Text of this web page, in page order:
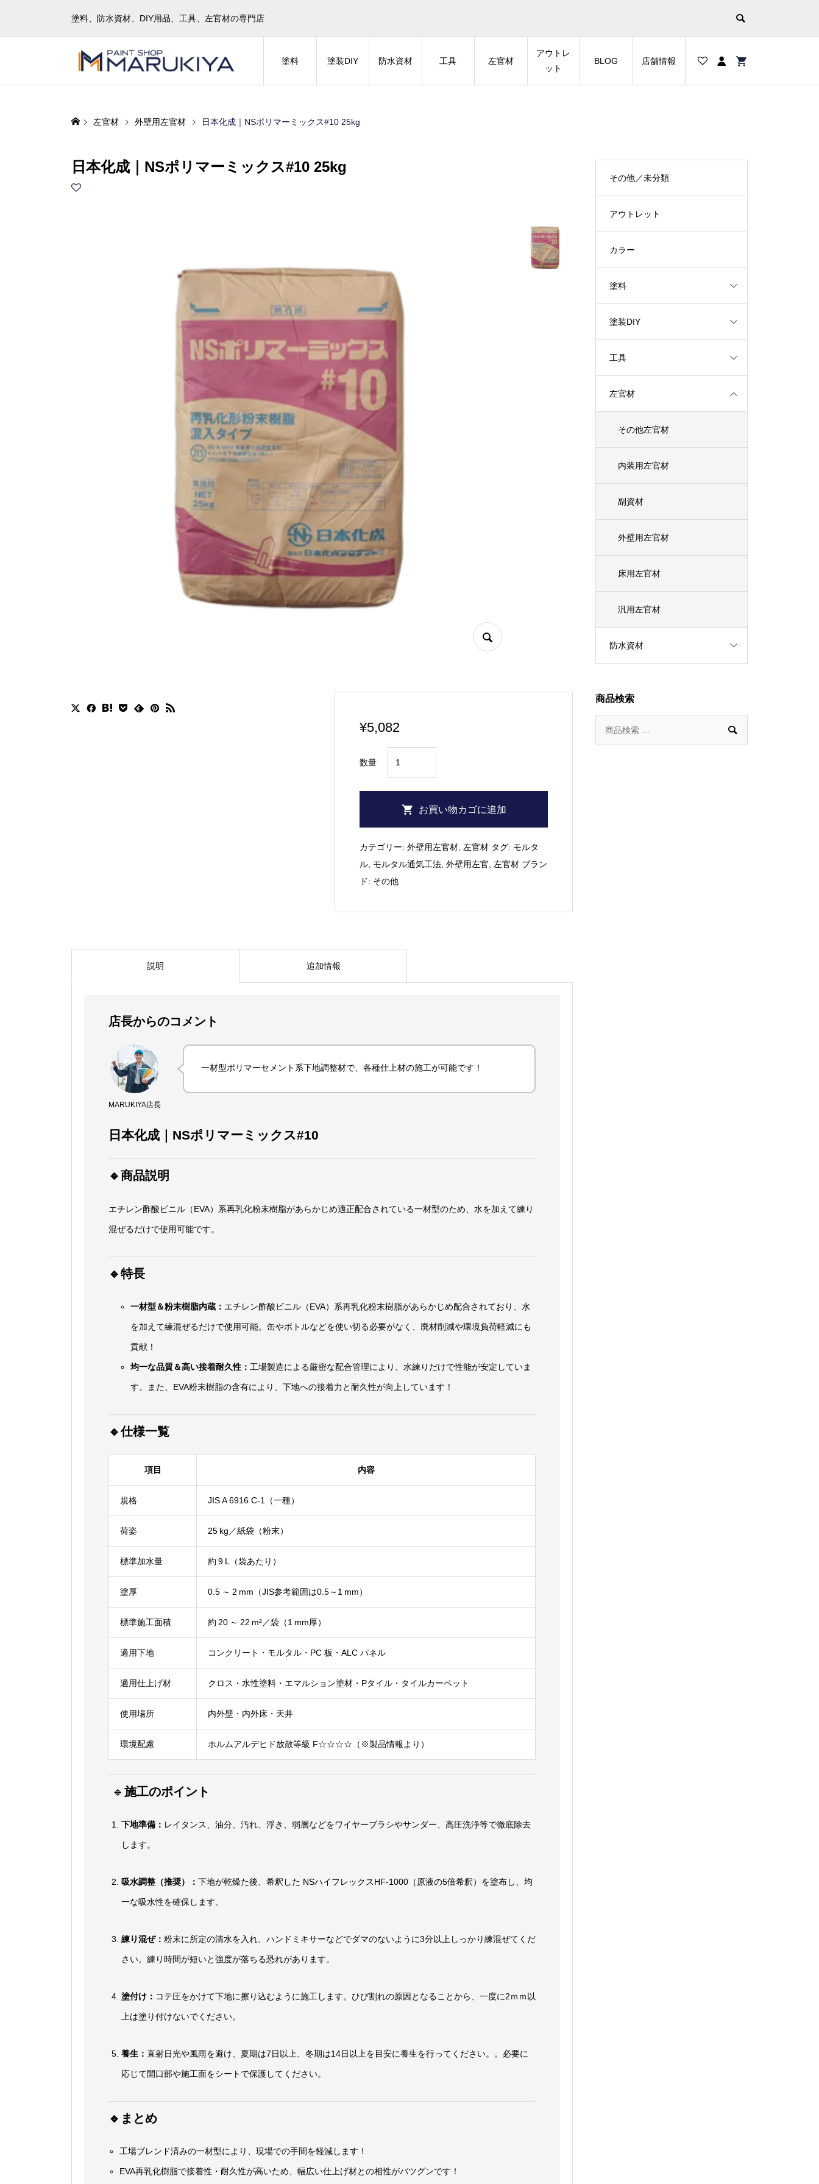
塗料、防水資材、DIY用品、工具、左官材の専門店
塗料 塗装DIY 防水資材 工具 左官材
アウトレ
ット
BLOG 店舗情報
左官材 外壁用左官材 日本化成｜NSポリマーミックス#10 25kg
日本化成｜NSポリマーミックス#10 25kg
¥5,082
数量
化
お買い物カゴに追加
カテゴリー:外壁用左官材 左官材 タグ: モルタ
ル モルタル通気工法 ,外壁用左官 左官材 ブラン
ド: その他
説明 追加情報
店長からのコメント
MARUKIYA店長
一材型ポリマーセメント系下地調整材で、各種仕上材の施工が可能です！
日本化成｜NSポリマーミックス#10
🔹商品説明
エチレン酢酸ビニル（EVA）系再乳化粉末樹脂があらかじめ適正配合されている一材型のため、水を加えて練り
混ぜるだけで使用可能です。
🔹特長
一材型＆粉末樹脂内蔵： エチレン酢酸ビニル（EVA）系再乳化粉末樹脂があらかじめ配合されており、水
を加えて練混ぜるだけで使用可能。缶やボトルなどを使い切る必要がなく、廃材削減や環境負荷軽減にも
貢献！
均一な品質＆高い接着耐久性： 工場製造による厳密な配合管理により、水練りだけで性能が安定していま
す。また、EVA粉末樹脂の含有により、下地への接着力と耐久性が向上しています！
🔹仕様一覧
項目 内容
規格 JIS A 6916 C-1（一種）
荷姿 25 kg／紙袋（粉末）
標準加水量 約 9 L（袋あたり）
塗厚 0.5 ～ 2 mm（JIS参考範囲は0.5～1 mm）
標準施工面積 約 20 ～ 22 m²／袋（1 mm厚）
適用下地 コンクリート・モルタル・PC 板・ALC パネル
適用仕上げ材 クロス・水性塗料・エマルション塗材・Pタイル・タイルカーペット
使用場所 内外壁・内外床・天井
環境配慮 ホルムアルデヒド放散等級 F☆☆☆☆（※製品情報より）
🔹 施工のポイント
下地準備： レイタンス、油分、汚れ、浮き、弱層などをワイヤーブラシやサンダー、高圧洗浄等で徹底除去
します。
吸水調整（推奨）： 下地が乾燥た後、希釈した NSハイフレックスHF‑1000（原液の5倍希釈）を塗布し、均
一な吸水性を確保します。
練り混ぜ： 粉末に所定の清水を入れ、ハンドミキサーなどでダマのないように3分以上しっかり練混ぜてくだ
さい。練り時間が短いと強度が落ちる恐れがあります。
塗付け： コテ圧をかけて下地に擦り込むように施工します。ひび割れの原因となることから、一度に2ｍｍ以
上は塗り付けないでください。
養生： 直射日光や風雨を避け、夏期は7日以上、冬期は14日以上を目安に養生を行ってください。。必要に
応じて開口部や施工面をシートで保護してください。
🔹まとめ
工場ブレンド済みの一材型により、現場での手間を軽減します！
EVA再乳化樹脂で接着性・耐久性が高いため、幅広い仕上げ材との相性がバツグンです！
その他／未分類
アウトレット
カラー
塗料
塗装DIY
工具
左官材
その他左官材
内装用左官材
副資材
外壁用左官材
床用左官材
汎用左官材
防水資材
商品検索
